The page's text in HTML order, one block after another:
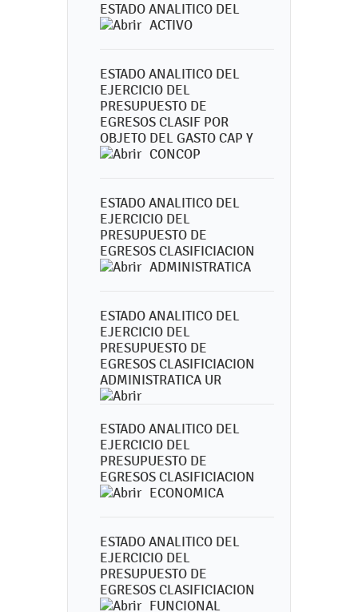
ESTADO ANALITICO DEL
ACTIVO
ESTADO ANALITICO DEL
EJERCICIO DEL
PRESUPUESTO DE
EGRESOS CLASIF POR
OBJETO DEL GASTO CAP Y
CONCOP
ESTADO ANALITICO DEL
EJERCICIO DEL
PRESUPUESTO DE
EGRESOS CLASIFICIACION
ADMINISTRATICA
ESTADO ANALITICO DEL
EJERCICIO DEL
PRESUPUESTO DE
EGRESOS CLASIFICIACION
ADMINISTRATICA UR
ESTADO ANALITICO DEL
EJERCICIO DEL
PRESUPUESTO DE
EGRESOS CLASIFICIACION
ECONOMICA
ESTADO ANALITICO DEL
EJERCICIO DEL
PRESUPUESTO DE
EGRESOS CLASIFICIACION
FUNCIONAL